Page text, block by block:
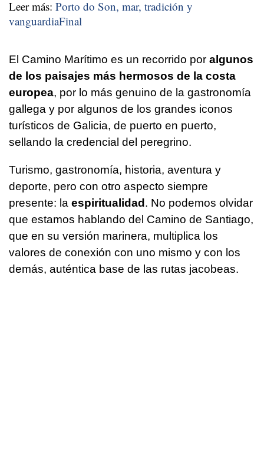
Leer más: Porto do Son, mar, tradición y
vanguardiaFinal
El Camino Marítimo es un recorrido por algunos
de los paisajes más hermosos de la costa
europea, por lo más genuino de la gastronomía
gallega y por algunos de los grandes iconos
turísticos de Galicia, de puerto en puerto,
sellando la credencial del peregrino.
Turismo, gastronomía, historia, aventura y
deporte, pero con otro aspecto siempre
presente: la espiritualidad. No podemos olvidar
que estamos hablando del Camino de Santiago,
que en su versión marinera, multiplica los
valores de conexión con uno mismo y con los
demás, auténtica base de las rutas jacobeas.